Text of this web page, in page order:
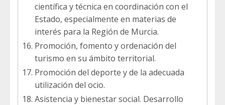
científica y técnica en coordinación con el
Estado, especialmente en materias de
interés para la Región de Murcia.
Promoción, fomento y ordenación del
turismo en su ámbito territorial.
Promoción del deporte y de la adecuada
utilización del ocio.
Asistencia y bienestar social. Desarrollo